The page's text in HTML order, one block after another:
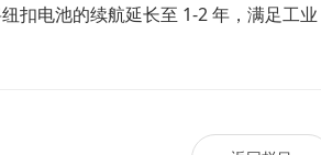
扣电池的续航延长至 1-2 年，满足工业